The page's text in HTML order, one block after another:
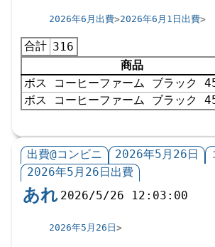
2026年6月出費 2026年6月1日出費
合計 316
商品
ボス コーヒーファーム ブラック
ボス コーヒーファーム ブラック
出費@コンビニ 2026年5月26日
2026年5月26日出費
あれ 2026/5/26 12:03:00
2026年5月26日